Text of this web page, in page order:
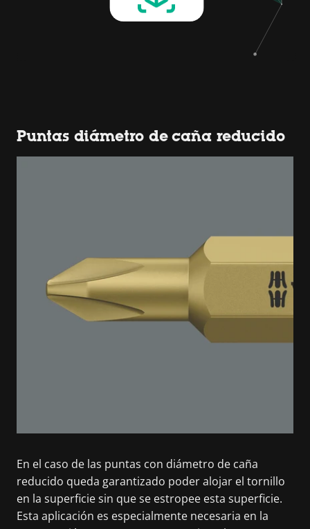
Puntas diámetro de caña reducido
En el caso de las puntas con diámetro de caña
reducido queda garantizado poder alojar el tornillo
en la superficie sin que se estropee esta superficie.
Esta aplicación es especialmente necesaria en la